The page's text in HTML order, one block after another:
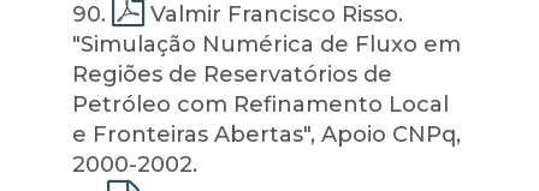
90.
Valmir Francisco Risso.
"Simulação Numérica de Fluxo em
Regiões de Reservatórios de
Petróleo com Refinamento Local
e Fronteiras Abertas", Apoio CNPq,
2000-2002.